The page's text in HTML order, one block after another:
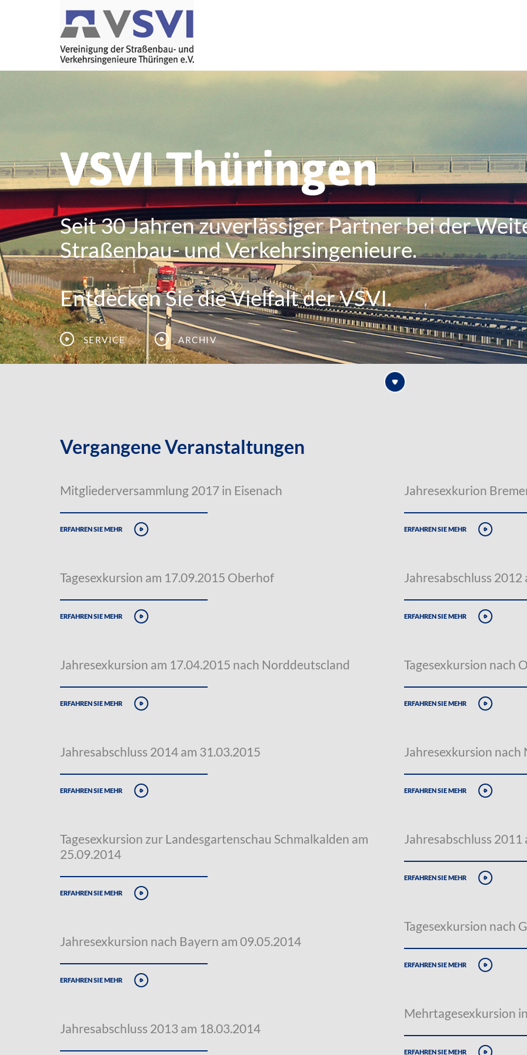
VSVI Thüringen
Seit 30 Jahren zuverlässiger Partner bei der
Straßenbau- und Verkehrsingenieure.
Entdecken Sie die Vielfalt der VSVI.
Service Archiv
Vergangene Veranstaltungen
Mitgliederversammlung 2017 in Eisenach
erfahren sie mehr
Tagesexkursion am 17.09.2015 Oberhof
erfahren sie mehr
Jahresexkursion am 17.04.2015 nach Norddeutscland
erfahren sie mehr
Jahresabschluss 2014 am 31.03.2015
erfahren sie mehr
Tagesexkursion zur Landesgartenschau Schmalkalden am
25.09.2014
erfahren sie mehr
Jahresexkursion nach Bayern am 09.05.2014
erfahren sie mehr
Jahresabschluss 2013 am 18.03.2014
Jahresexkurion
erfahren sie mehr
Jahresabschluss 2012
erfahren sie mehr
Tagesexkursion nach
erfahren sie mehr
Jahresexkursion nach
erfahren sie mehr
Jahresabschluss 2011
erfahren sie mehr
Tagesexkursion nach
erfahren sie mehr
Mehrtagesexkursion
erfahren sie mehr